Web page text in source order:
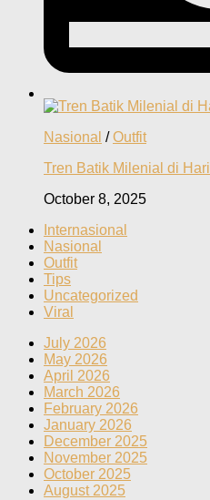
Nasional /Outfit
Tren Batik Milenial di
October 8, 2025
Internasional
Nasional
Outfit
Tips
Uncategorized
Viral
July 2026
May 2026
April 2026
March 2026
February 2026
January 2026
December 2025
November 2025
October 2025
August 2025